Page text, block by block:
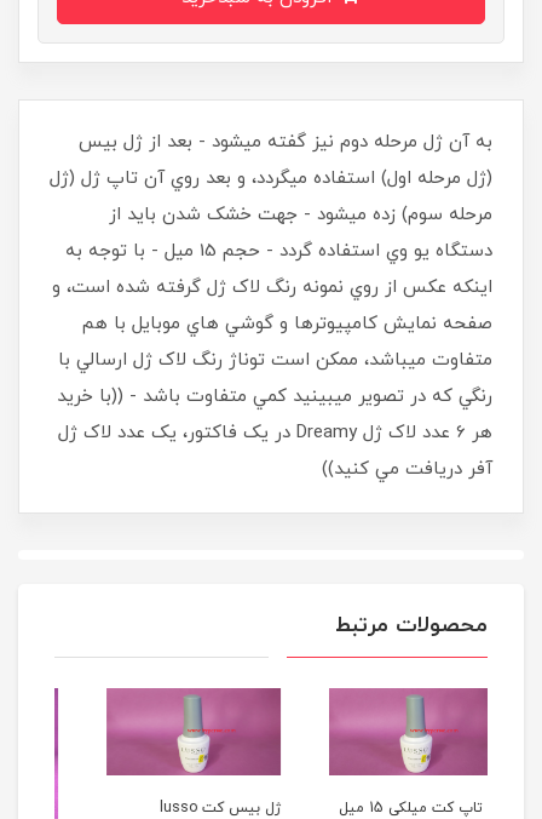
به آن ژل مرحله دوم نيز گفته ميشود - بعد از ژل بيس
(ژل مرحله اول) استفاده ميگردد، و بعد روي آن تاپ ژل (ژل
مرحله سوم) زده ميشود - جهت خشک شدن بايد از
دستگاه يو وي استفاده گردد - حجم 15 ميل - با توجه به
اينکه عکس از روي نمونه رنگ لاک ژل گرفته شده است، و
صفحه نمايش کامپيوترها و گوشي هاي موبايل با هم
متفاوت ميباشد، ممکن است توناژ رنگ لاک ژل ارسالي با
رنگي که در تصوير ميبينيد کمي متفاوت باشد - ((با خريد
هر 6 عدد لاک ژل Dreamy در يک فاکتور، يک عدد لاک ژل
آفر دريافت مي کنيد))
محصولات مرتبط
ژل بيس کت lusso